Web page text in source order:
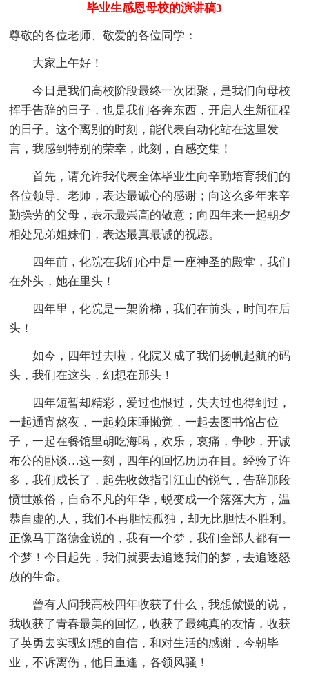
毕业生感恩母校的演讲稿3
尊敬的各位老师、敬爱的各位同学：
大家上午好！
今日是我们高校阶段最终一次团聚，是我们向母校
挥手告辞的日子，也是我们各奔东西，开启人生新征程
的日子。这个离别的时刻，能代表自动化站在这里发
言，我感到特别的荣幸，此刻，百感交集！
首先，请允许我代表全体毕业生向辛勤培育我们的
各位领导、老师，表达最诚心的感谢；向这么多年来辛
勤操劳的父母，表示最崇高的敬意；向四年来一起朝夕
相处兄弟姐妹们，表达最真最诚的祝愿。
四年前，化院在我们心中是一座神圣的殿堂，我们
在外头，她在里头！
四年里，化院是一架阶梯，我们在前头，时间在后
头！
如今，四年过去啦，化院又成了我们扬帆起航的码
头，我们在这头，幻想在那头！
四年短暂却精彩，爱过也恨过，失去过也得到过，
一起通宵熬夜，一起赖床睡懒觉，一起去图书馆占位
子，一起在餐馆里胡吃海喝，欢乐，哀痛，争吵，开诚
布公的卧谈…这一刻，四年的回忆历历在目。经验了许
多，我们成长了，起先收敛指引江山的锐气，告辞那段
愤世嫉俗，自命不凡的年华，蜕变成一个落落大方，温
恭自虚的.人，我们不再胆怯孤独，却无比胆怯不胜利。
正像马丁路德金说的，我有一个梦，我们全部人都有一
个梦！今日起先，我们就要去追逐我们的梦，去追逐怒
放的生命。
曾有人问我高校四年收获了什么，我想傲慢的说，
我收获了青春最美的回忆，收获了最纯真的友情，收获
了英勇去实现幻想的自信，和对生活的感谢，今朝毕
业，不诉离伤，他日重逢，各领风骚！